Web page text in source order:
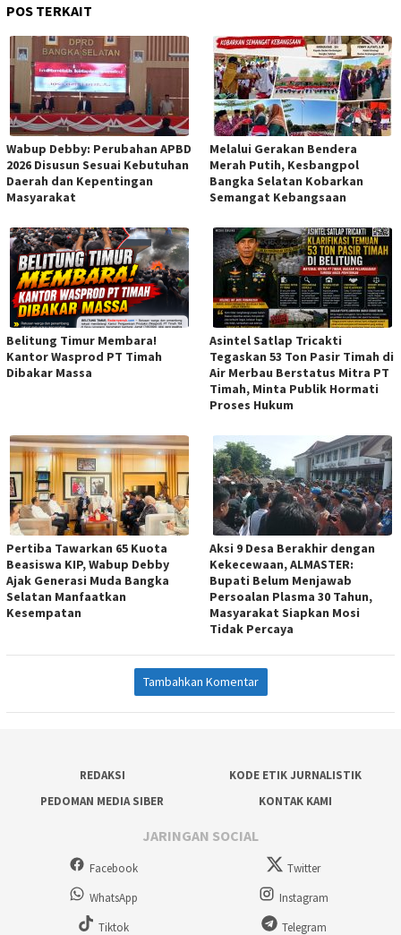
POS TERKAIT
Wabup Debby: Perubahan APBD
2026 Disusun Sesuai Kebutuhan
Daerah dan Kepentingan
Masyarakat
Melalui Gerakan Bendera
Merah Putih, Kesbangpol
Bangka Selatan Kobarkan
Semangat Kebangsaan
Belitung Timur Membara!
Kantor Wasprod PT Timah
Dibakar Massa
Asintel Satlap Tricakti
Tegaskan 53 Ton Pasir Timah di
Air Merbau Berstatus Mitra PT
Timah, Minta Publik Hormati
Proses Hukum
Pertiba Tawarkan 65 Kuota
Beasiswa KIP, Wabup Debby
Ajak Generasi Muda Bangka
Selatan Manfaatkan
Kesempatan
Aksi 9 Desa Berakhir dengan
Kekecewaan, ALMASTER:
Bupati Belum Menjawab
Persoalan Plasma 30 Tahun,
Masyarakat Siapkan Mosi
Tidak Percaya
Tambahkan Komentar
REDAKSI
KODE ETIK JURNALISTIK
PEDOMAN MEDIA SIBER
KONTAK KAMI
JARINGAN SOCIAL
Facebook
Twitter
WhatsApp
Instagram
Tiktok
Telegram